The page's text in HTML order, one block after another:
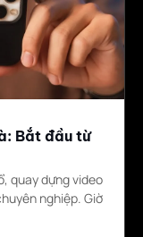
Bắt đầu từ
quay dựng video
nghiệp. Giờ